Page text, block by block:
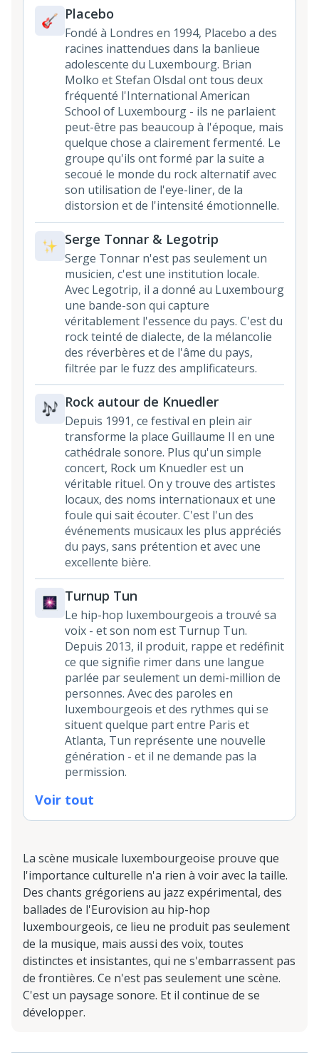
Placebo
Fondé à Londres en 1994, Placebo a des
racines inattendues dans la banlieue
adolescente du Luxembourg. Brian
Molko et Stefan Olsdal ont tous deux
fréquenté l'International American
School of Luxembourg - ils ne parlaient
peut-être pas beaucoup à l'époque, mais
quelque chose a clairement fermenté. Le
groupe qu'ils ont formé par la suite a
secoué le monde du rock alternatif avec
son utilisation de l'eye-liner, de la
distorsion et de l'intensité émotionnelle.
Serge Tonnar & Legotrip
Serge Tonnar n'est pas seulement un
musicien, c'est une institution locale.
Avec Legotrip, il a donné au Luxembourg
une bande-son qui capture
véritablement l'essence du pays. C'est du
rock teinté de dialecte, de la mélancolie
des réverbères et de l'âme du pays,
filtrée par le fuzz des amplificateurs.
Rock autour de Knuedler
Depuis 1991, ce festival en plein air
transforme la place Guillaume II en une
cathédrale sonore. Plus qu'un simple
concert, Rock um Knuedler est un
véritable rituel. On y trouve des artistes
locaux, des noms internationaux et une
foule qui sait écouter. C'est l'un des
événements musicaux les plus appréciés
du pays, sans prétention et avec une
excellente bière.
Turnup Tun
Le hip-hop luxembourgeois a trouvé sa
voix - et son nom est Turnup Tun.
Depuis 2013, il produit, rappe et redéfinit
ce que signifie rimer dans une langue
parlée par seulement un demi-million de
personnes. Avec des paroles en
luxembourgeois et des rythmes qui se
situent quelque part entre Paris et
Atlanta, Tun représente une nouvelle
génération - et il ne demande pas la
permission.
Voir tout
La scène musicale luxembourgeoise prouve que
l'importance culturelle n'a rien à voir avec la taille.
Des chants grégoriens au jazz expérimental, des
ballades de l'Eurovision au hip-hop
luxembourgeois, ce lieu ne produit pas seulement
de la musique, mais aussi des voix, toutes
distinctes et insistantes, qui ne s'embarrassent pas
de frontières. Ce n'est pas seulement une scène.
C'est un paysage sonore. Et il continue de se
développer.